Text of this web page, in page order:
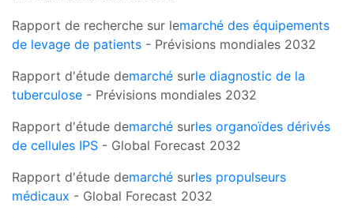
Rapport de recherche sur lemarché des équipements
de levage de patients - Prévisions mondiales 2032
Rapport d'étude demarché surle diagnostic de la
tuberculose - Prévisions mondiales 2032
Rapport d'étude demarché surles organoïdes dérivés
de cellules IPS - Global Forecast 2032
Rapport d'étude demarché surles propulseurs
médicaux - Global Forecast 2032